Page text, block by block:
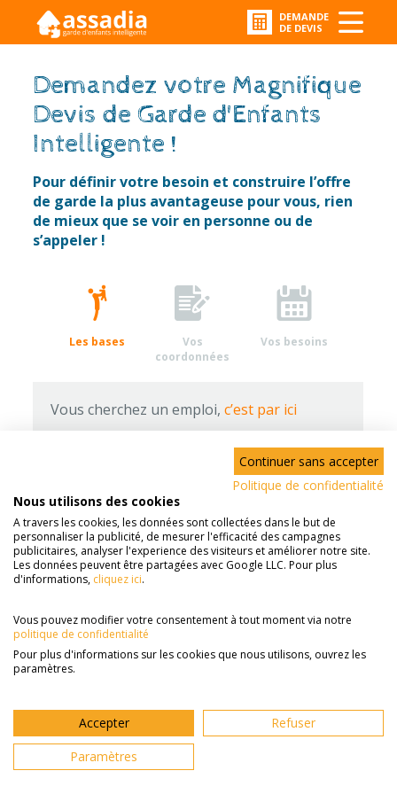
DEMANDE
DE DEVIS
Demandez votre Magnifique
Devis de Garde d'Enfants
Intelligente !
Pour définir votre besoin et construire l’offre
de garde la plus avantageuse pour vous, rien
de mieux que se voir en personne ou de
s’appeler !
Les bases
Vos
coordonnées
Vos besoins
Vous cherchez un emploi,c’est par ici
Nombre d'heures de garde par semaine
2h
24h
Nombre d'enfants à garder
Etape suivante
Continuer sans accepter
Politique de confidentialité
Nous utilisons des cookies
A travers les cookies, les données sont collectées dans le but de
personnaliser la publicité, de mesurer l'efficacité des campagnes
publicitaires, analyser l'experience des visiteurs et améliorer notre site.
Les données peuvent être partagées avec Google LLC. Pour plus
d'informations, cliquez ici.
Vous pouvez modifier votre consentement à tout moment via notre
politique de confidentialité
Pour plus d'informations sur les cookies que nous utilisons, ouvrez les
paramètres.
Accepter
Refuser
Paramètres